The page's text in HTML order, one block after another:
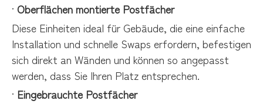
· Oberflächen montierte Postfächer
Diese Einheiten ideal für Gebäude, die eine einfache
Installation und schnelle Swaps erfordern, befestigen
sich direkt an Wänden und können so angepasst
werden, dass Sie Ihren Platz entsprechen.
· Eingebrauchte Postfächer